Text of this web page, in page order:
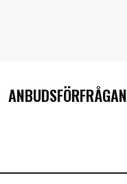
ANBUDSFÖRFRÅGAN